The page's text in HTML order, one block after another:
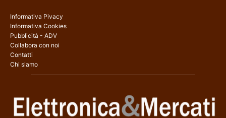
Informativa Pivacy
Informativa Cookies
Pubblicità - ADV
Collabora con noi
Contatti
Chi siamo